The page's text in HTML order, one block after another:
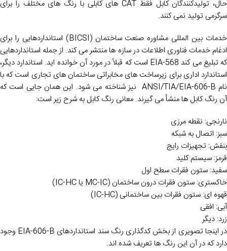
حال، تولیدکنندگان کابل فقط CAT های کابلی با رنگ های مختلف را برای
سرگرمی تولید نمی کنند.
خدمات بین المللی مشاوره صنعت ساختمان (BICSI) استانداردهایی را برای
ادغام خدمات فناوری اطلاعات در سازه ها منتشر می کند. از جمله استانداردهایی
که تبلیغ می کند EIA-568 است که قبلاً در مورد آن خوانده اید. استاندارد دیگر،
استاندارد اداری برای زیرساخت های مخابراتی ساختمان های تجاری است که با
نام ANSI/TIA/EIA-606-B نیز شناخته می شود. این همان جایی است که
آن رنگ کابل ها منشأ می گیرند. معانی رنگ کابل به شرح زیر است:
نارنجی: نقطه مرزی
سبز: اتصال به شبکه
بنفش: تجهیزات رایج
قرمز: سیستم کلید
سفید: ستون فقرات سطح اول
خاکستری: ستون فقرات درون ساختمان (MC-IC یا IC-HC)
قهوه ای: ستون فقرات بین ساختمانی (IC-HC)
آبی: افقی
زرد: دیگر
در اینجا تصویری از بخش کدگذاری رنگ سند استانداردهای EIA-606-B وجود
دارد که در آن این رنگ ها تعریف شده اند.